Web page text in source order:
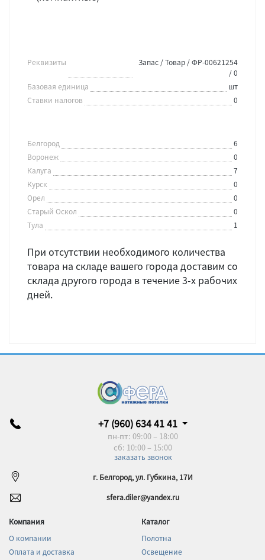
Реквизиты
Запас / Товар / ФР-00621254
/ 0
Базовая единица
шт
Ставки налогов
0
Белгород
6
Воронеж
0
Калуга
7
Курск
0
Орел
0
Старый Оскол
0
Тула
1
При отсутствии необходимого количества
товара на складе вашего города доставим со
склада другого города в течение 3-х рабочих
дней.
+7 (960) 634 41 41
пн-пт: 09:00 – 18:00
сб: 10:00 – 15:00
заказать звонок
г. Белгород, ул. Губкина, 17И
sfera.diler@yandex.ru
Компания
О компании
Оплата и доставка
Каталог
Полотна
Освещение